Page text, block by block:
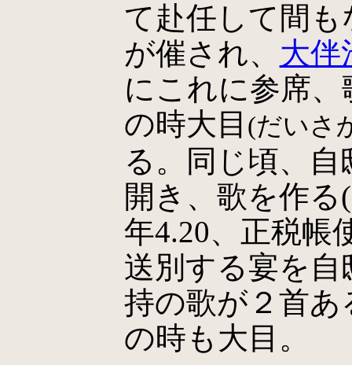
て赴任して間も
が催され、 大伴
にこれに参席、
の時大目 (だいさ
る。同じ頃、
開き、歌を作る
年4.20、正税帳
送別する宴を
持の歌が２首あ
の時も大目。